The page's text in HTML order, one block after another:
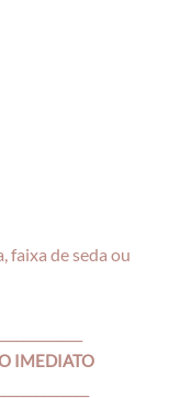
faixa de seda ou
IMEDIATO